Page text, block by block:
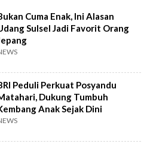
Cuma Enak, Ini Alasan
Sulsel Jadi Favorit Orang
Peduli Perkuat Posyandu
Dukung Tumbuh
Anak Sejak Dini